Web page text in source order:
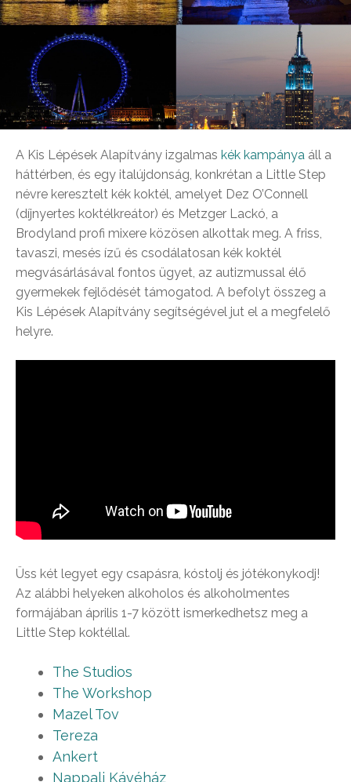
A Kis Lépések Alapítvány izgalmas kék kampánya áll a
háttérben, és egy italújdonság, konkrétan a Little Step
névre keresztelt kék koktél, amelyet Dez O’Connell
(díjnyertes koktélkreátor) és Metzger Lackó, a
Brodyland profi mixere közösen alkottak meg. A friss,
tavaszi, mesés ízű és csodálatosan kék koktél
megvásárlásával fontos ügyet, az autizmussal élő
gyermekek fejlődését támogatod. A befolyt összeg a
Kis Lépések Alapítvány segítségével jut el a megfelelő
helyre.
Üss két legyet egy csapásra, kóstolj és jótékonykodj!
Az alábbi helyeken alkoholos és alkoholmentes
formájában április 1-7 között ismerkedhetsz meg a
Little Step koktéllal.
The Studios
The Workshop
Mazel Tov
Tereza
Ankert
Nappali Kávéház